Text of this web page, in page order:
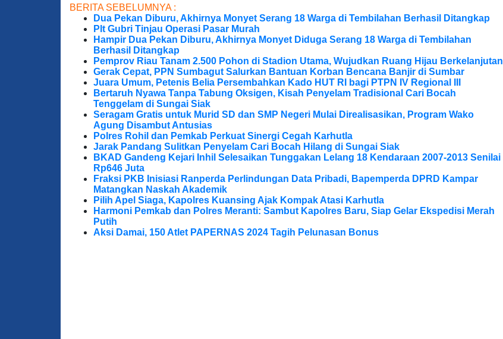
BERITA SEBELUMNYA :
Dua Pekan Diburu, Akhirnya Monyet Serang 18 Warga di Tembilahan Berhasil Ditangkap
Plt Gubri Tinjau Operasi Pasar Murah
Hampir Dua Pekan Diburu, Akhirnya Monyet Diduga Serang 18 Warga di Tembilahan
Berhasil Ditangkap
Pemprov Riau Tanam 2.500 Pohon di Stadion Utama, Wujudkan Ruang Hijau Berkelanjutan
Gerak Cepat, PPN Sumbagut Salurkan Bantuan Korban Bencana Banjir di Sumbar
Juara Umum, Petenis Belia Persembahkan Kado HUT RI bagi PTPN IV Regional III
Bertaruh Nyawa Tanpa Tabung Oksigen, Kisah Penyelam Tradisional Cari Bocah
Tenggelam di Sungai Siak
Seragam Gratis untuk Murid SD dan SMP Negeri Mulai Direalisasikan, Program Wako
Agung Disambut Antusias
Polres Rohil dan Pemkab Perkuat Sinergi Cegah Karhutla
Jarak Pandang Sulitkan Penyelam Cari Bocah Hilang di Sungai Siak
BKAD Gandeng Kejari Inhil Selesaikan Tunggakan Lelang 18 Kendaraan 2007-2013 Senilai
Rp646 Juta
Fraksi PKB Inisiasi Ranperda Perlindungan Data Pribadi, Bapemperda DPRD Kampar
Matangkan Naskah Akademik
Pilih Apel Siaga, Kapolres Kuansing Ajak Kompak Atasi Karhutla
Harmoni Pemkab dan Polres Meranti: Sambut Kapolres Baru, Siap Gelar Ekspedisi Merah
Putih
Aksi Damai, 150 Atlet PAPERNAS 2024 Tagih Pelunasan Bonus